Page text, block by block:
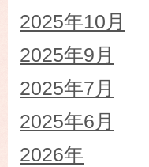
2025年10月
2025年9月
2025年7月
2025年6月
2026年